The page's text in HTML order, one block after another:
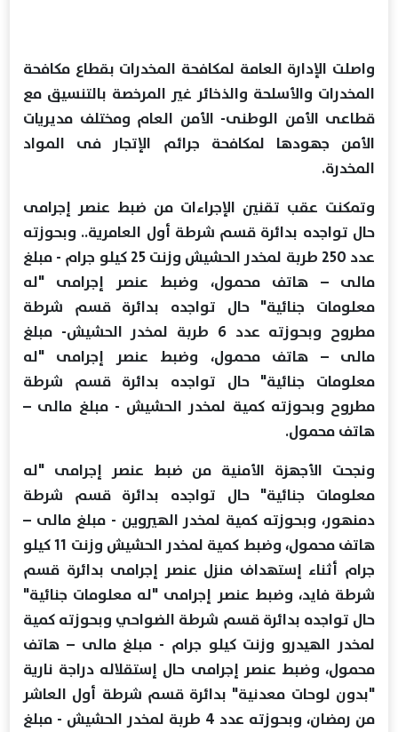
واصلت الإدارة العامة لمكافحة المخدرات بقطاع مكافحة
المخدرات والأسلحة والذخائر غير المرخصة بالتنسيق مع
قطاعى الأمن الوطنى- الأمن العام ومختلف مديريات
الأمن جهودها لمكافحة جرائم الإتجار فى المواد
المخدرة.
وتمكنت عقب تقنين الإجراءات من ضبط عنصر إجرامى
حال تواجده بدائرة قسم شرطة أول العامرية.. وبحوزته
عدد 250 طربة لمخدر الحشيش وزنت 25 كيلو جرام - مبلغ
مالى – هاتف محمول، وضبط عنصر إجرامى "له
معلومات جنائية" حال تواجده بدائرة قسم شرطة
مطروح وبحوزته عدد 6 طربة لمخدر الحشيش- مبلغ
مالى – هاتف محمول، وضبط عنصر إجرامى "له
معلومات جنائية" حال تواجده بدائرة قسم شرطة
مطروح وبحوزته كمية لمخدر الحشيش - مبلغ مالى –
هاتف محمول.
ونجحت الأجهزة الأمنية من ضبط عنصر إجرامى "له
معلومات جنائية" حال تواجده بدائرة قسم شرطة
دمنهور، وبحوزته كمية لمخدر الهيروين - مبلغ مالى –
هاتف محمول، وضبط كمية لمخدر الحشيش وزنت 11 كيلو
جرام أثناء إستهداف منزل عنصر إجرامى بدائرة قسم
شرطة فايد، وضبط عنصر إجرامى "له معلومات جنائية"
حال تواجده بدائرة قسم شرطة الضواحي وبحوزته كمية
لمخدر الهيدرو وزنت كيلو جرام - مبلغ مالى – هاتف
محمول، وضبط عنصر إجرامى حال إستقلاله دراجة نارية
"بدون لوحات معدنية" بدائرة قسم شرطة أول العاشر
من رمضان، وبحوزته عدد 4 طربة لمخدر الحشيش - مبلغ